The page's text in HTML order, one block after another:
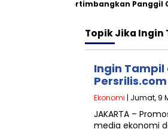
KPK Pertimbangkan Panggil
TopikJika Ingin
Ingin Tampil
Ekonomi | Jumat, 9
JAKARTA –
media ekonomi